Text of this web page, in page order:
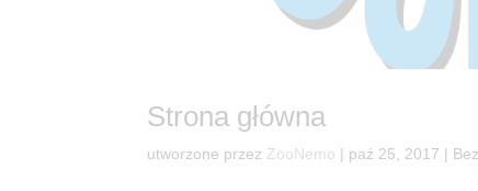
Strona główna
utworzone przez ZooNemo | paź 25, 2017 |